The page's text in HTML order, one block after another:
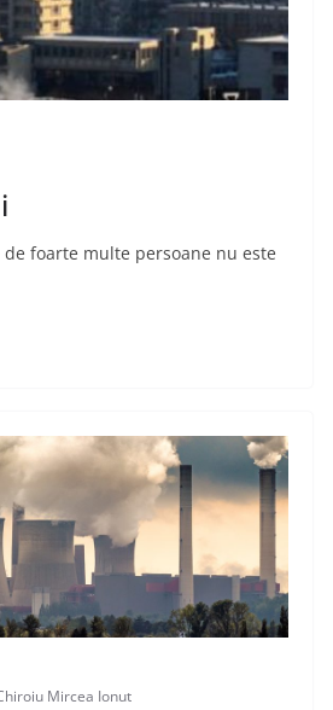
foarte multe persoane nu este
Mircea Ionut
1, 2024 Chiroiu Mircea Ionut